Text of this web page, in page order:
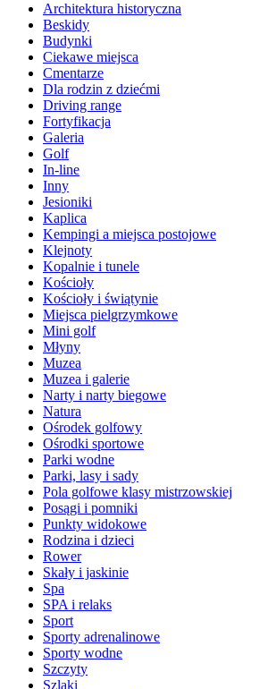
Architektura historyczna
Beskidy
Budynki
Ciekawe miejsca
Cmentarze
Dla rodzin z dziećmi
Driving range
Fortyfikacja
Galeria
Golf
In-line
Inny
Jesioniki
Kaplica
Kempingi a miejsca postojowe
Klejnoty
Kopalnie i tunele
Kościoły
Kościoły i świątynie
Miejsca pielgrzymkowe
Mini golf
Młyny
Muzea
Muzea i galerie
Narty i narty biegowe
Natura
Ośrodek golfowy
Ośrodki sportowe
Parki wodne
Parki, lasy i sady
Pola golfowe klasy mistrzowskiej
Posągi i pomniki
Punkty widokowe
Rodzina i dzieci
Rower
Skały i jaskinie
Spa
SPA i relaks
Sport
Sporty adrenalinowe
Sporty wodne
Szczyty
Szlaki